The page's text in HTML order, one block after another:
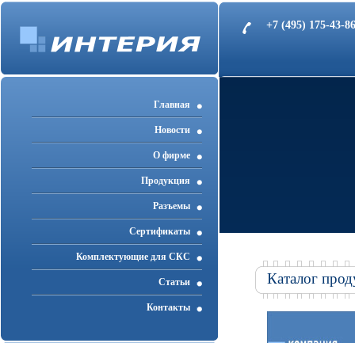
+7 (495) 175-43-
Главная
Новости
О фирме
Продукция
Разъемы
Cертификаты
Комплектующие для СКС
Статьи
Контакты
Каталог